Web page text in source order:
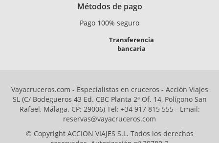
Métodos de pago
Pago 100% seguro
Transferencia
bancaria
Vayacruceros.com - Especialistas en cruceros - Acción Viajes
SL (C/ Bodegueros 43 Ed. CBC Planta 2ª Of. 14, Polígono San
Rafael, Málaga. CP: 29006) Tel: +34 917 815 555 - Email:
reservas@vayacruceros.com
© Copyright ACCION VIAJES S.L. Todos los derechos